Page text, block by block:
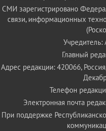
СМИ зарегистрировано
связи, информационных
Главный
Адрес редакции: 420066,
Телефон
Электронная почта
При поддержке